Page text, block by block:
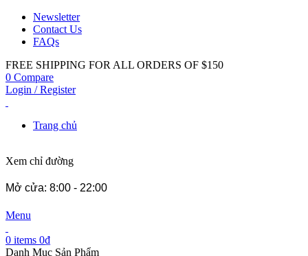
Newsletter
Contact Us
FAQs
FREE SHIPPING FOR ALL ORDERS OF $150
0 Compare
Login / Register
Trang chủ
Xem chỉ đường
Mở cửa: 8:00 - 22:00
Menu
0 items 0₫
Danh Mục Sản Phẩm